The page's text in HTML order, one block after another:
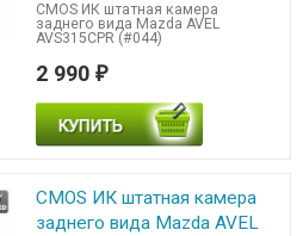
CMOS ИК штатная камера
заднего вида Mazda AVEL
AVS315CPR (#044)
2 990 ₽
CMOS ИК штатная камера
заднего вида Mazda AVEL